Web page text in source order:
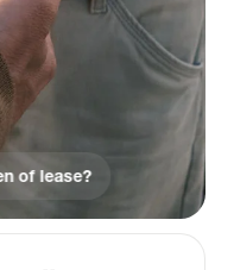
of lease?